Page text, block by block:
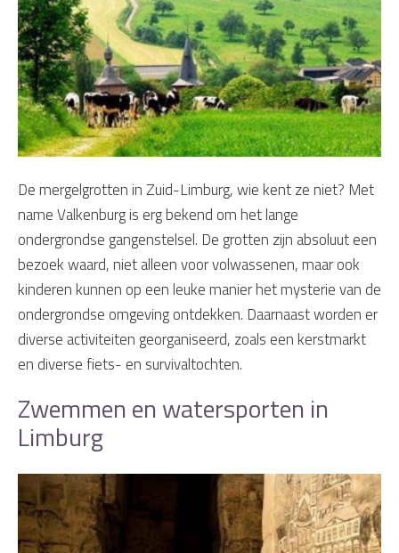
De mergelgrotten in Zuid-Limburg, wie kent ze niet? Met
name Valkenburg is erg bekend om het lange
ondergrondse gangenstelsel. De grotten zijn absoluut een
bezoek waard, niet alleen voor volwassenen, maar ook
kinderen kunnen op een leuke manier het mysterie van de
ondergrondse omgeving ontdekken. Daarnaast worden er
diverse activiteiten georganiseerd, zoals een kerstmarkt
en diverse fiets- en survivaltochten.
Zwemmen en watersporten in
Limburg